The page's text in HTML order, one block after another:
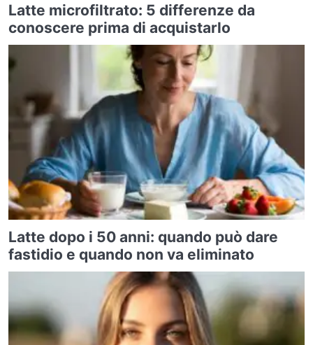
Latte microfiltrato: 5 differenze da
conoscere prima di acquistarlo
Latte dopo i 50 anni: quando può dare
fastidio e quando non va eliminato